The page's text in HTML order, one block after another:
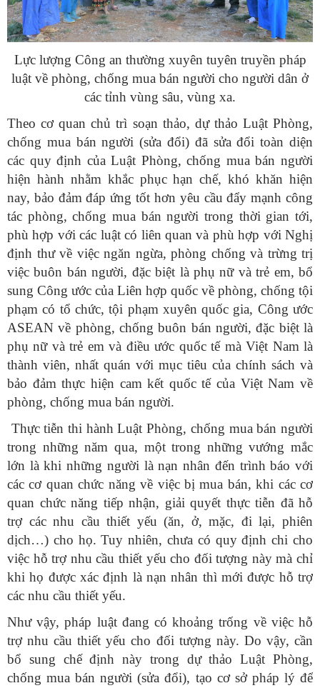
Lực lượng Công an thường xuyên tuyên truyền pháp
luật về phòng, chống mua bán người cho người dân ở
các tỉnh vùng sâu, vùng xa.
Theo cơ quan chủ trì soạn thảo, dự thảo Luật Phòng,
chống mua bán người (sửa đổi) đã sửa đổi toàn diện
các quy định của Luật Phòng, chống mua bán người
hiện hành nhằm khắc phục hạn chế, khó khăn hiện
nay, bảo đảm đáp ứng tốt hơn yêu cầu đẩy mạnh công
tác phòng, chống mua bán người trong thời gian tới,
phù hợp với các luật có liên quan và phù hợp với Nghị
định thư về việc ngăn ngừa, phòng chống và trừng trị
việc buôn bán người, đặc biệt là phụ nữ và trẻ em, bổ
sung Công ước của Liên hợp quốc về phòng, chống tội
phạm có tổ chức, tội phạm xuyên quốc gia, Công ước
ASEAN về phòng, chống buôn bán người, đặc biệt là
phụ nữ và trẻ em và điều ước quốc tế mà Việt Nam là
thành viên, nhất quán với mục tiêu của chính sách và
bảo đảm thực hiện cam kết quốc tế của Việt Nam về
phòng, chống mua bán người.
Thực tiễn thi hành Luật Phòng, chống mua bán người
trong những năm qua, một trong những vướng mắc
lớn là khi những người là nạn nhân đến trình báo với
các cơ quan chức năng về việc bị mua bán, khi các cơ
quan chức năng tiếp nhận, giải quyết thực tiễn đã hỗ
trợ các nhu cầu thiết yếu (ăn, ở, mặc, đi lại, phiên
dịch…) cho họ. Tuy nhiên, chưa có quy định chi cho
việc hỗ trợ nhu cầu thiết yếu cho đối tượng này mà chỉ
khi họ được xác định là nạn nhân thì mới được hỗ trợ
các nhu cầu thiết yếu.
Như vậy, pháp luật đang có khoảng trống về việc hỗ
trợ nhu cầu thiết yếu cho đối tượng này. Do vậy, cần
bổ sung chế định này trong dự thảo Luật Phòng,
chống mua bán người (sửa đổi), tạo cơ sở pháp lý để